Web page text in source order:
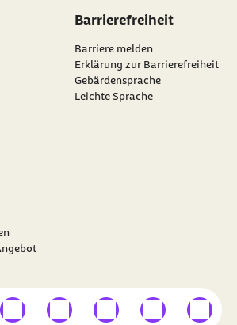
Barrierefreiheit
Barriere melden
Erklärung zur Barrierefreiheit
Gebärdensprache
Leichte Sprache
BARMER auf
Link
externer Linkexterner Linkexterner Linkexterner Link